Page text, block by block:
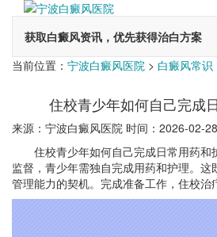
获取白癜风资讯，优先获得治白方案
当前位置： 宁波白癜风医院 > 白癜风常识
住校青少年如何自己完成
来源：宁波白癜风医院 时间：2026-02-28
住校青少年如何自己完成日常用药和
监督，青少年需独自完成用药和护理。
管理能力的契机。完成准备工作，住校治